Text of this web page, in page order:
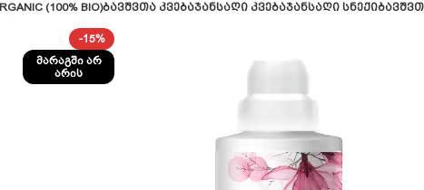
(100% BIO)ᲑᲐᲕᲨᲕᲗᲐ ᲙᲕᲔᲑᲐᲯᲐᲜᲡᲐᲦᲘ ᲙᲕᲔᲑᲐᲯᲐᲜᲡᲐᲦᲘ ᲡᲜᲔᲥᲘ
-15%
ᲛᲐᲠᲐᲒᲨᲘ ᲐᲠ
ᲐᲠᲘᲡ